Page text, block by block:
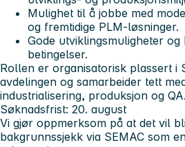
Mulighet til å jobbe med
og fremtidige PLM-løsninger.
Gode utviklingsmuligheter
betingelser.
Rollen er organisatorisk plassert i
avdelingen og samarbeider tett
industrialisering, produksjon og QA.
Søknadsfrist: 20. august
Vi gjør oppmerksom på at det vil
bakgrunnssjekk via SEMAC som